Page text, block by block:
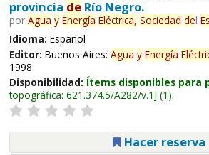
provincia deRío Negro.
por Agua y Energía Eléctrica, Sociedad del
Idioma: Español
Editor: Buenos Aires: Agua y Energía
1998
Disponibilidad: Ítems disponibles para
topográfica: 621.374.5/A282/v.1 (1).
Hacer reserva